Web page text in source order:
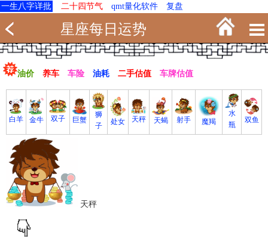
一生八字详批 二十四节气 qmt量化软件 复盘
星座每日运势
油价 养车 车险 油耗 二手估值 车牌估值
白羊 金牛 双子 巨蟹
狮
子
处女 天秤 天蝎 射手 魔羯
水
瓶
双鱼
天秤